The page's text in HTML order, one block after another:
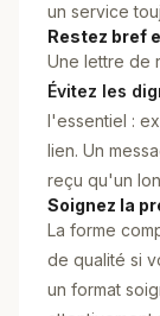
un service
Restez bref
Une lettre de
Évitez les
l'essentiel :
lien. Un
reçu qu'un
Soignez la
La forme
de qualité si
un format